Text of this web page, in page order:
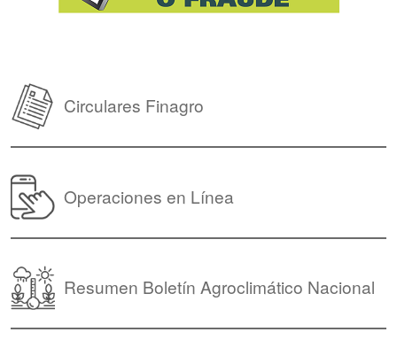
Circulares Finagro
Operaciones en Línea
Resumen Boletín Agroclimático Nacional